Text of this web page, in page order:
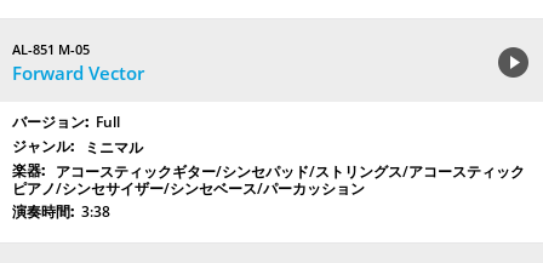
AL-851 M-05
Forward Vector
Full
ミニマル
アコースティックギター/シンセパッド/ストリングス/アコースティック
ピアノ/シンセサイザー/シンセベース/パーカッション
3:38